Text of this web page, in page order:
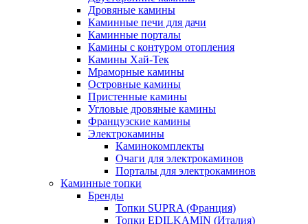
Дровяные камины
Каминные печи для дачи
Каминные порталы
Камины с контуром отопления
Камины Хай-Тек
Мраморные камины
Островные камины
Пристенные камины
Угловые дровяные камины
Французские камины
Электрокамины
Каминокомплекты
Очаги для электрокаминов
Порталы для электрокаминов
Каминные топки
Бренды
Топки SUPRA (Франция)
Топки EDILKAMIN (Италия)